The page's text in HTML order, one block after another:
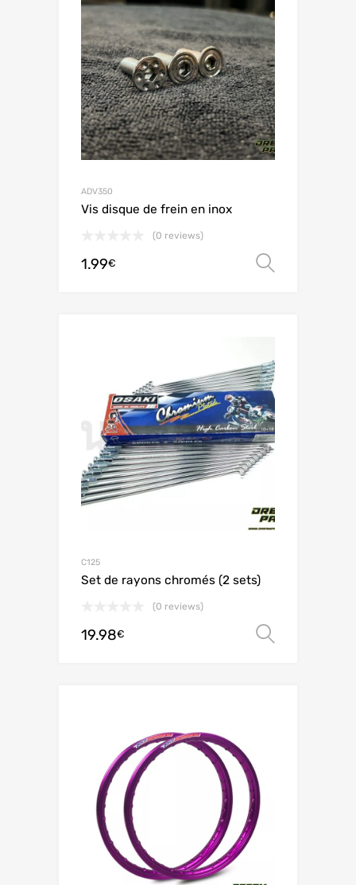
ADV350
Vis disque de frein en inox
(0 reviews)
1.99€
C125
Set de rayons chromés (2 sets)
(0 reviews)
19.98€